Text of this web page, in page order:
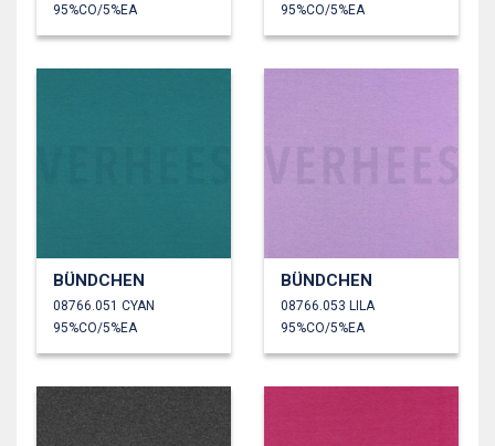
95%CO/5%EA
95%CO/5%EA
BÜNDCHEN
08766.051 CYAN
95%CO/5%EA
BÜNDCHEN
08766.053 LILA
95%CO/5%EA